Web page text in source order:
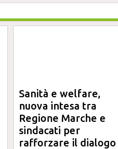
Sanità e welfare,
nuova intesa tra
Regione Marche e
sindacati per
rafforzare il dialogo